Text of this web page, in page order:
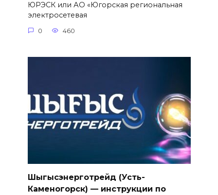
ЮРЭСК или АО «Югорская региональная
электросетевая
0 460
Шыгысэнерготрейд (Усть-
Каменогорск) — инструкции по